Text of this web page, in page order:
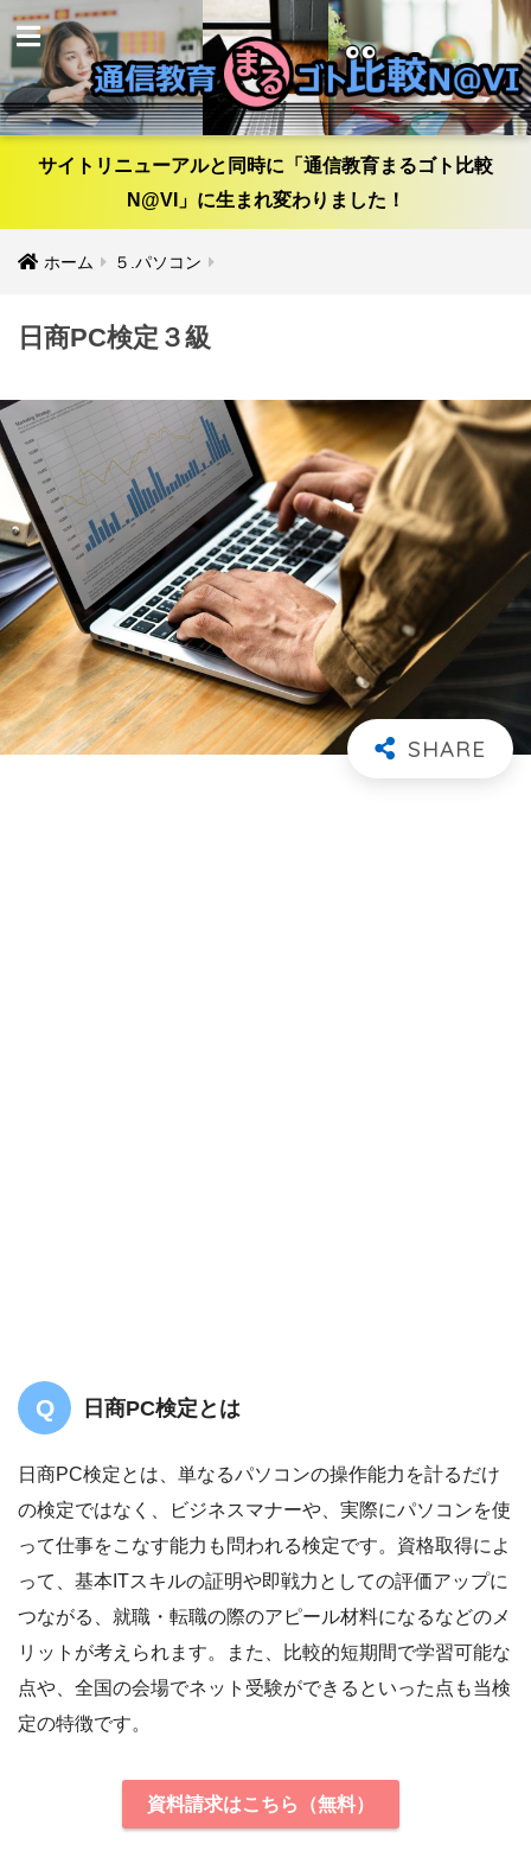
サイトリニューアルと同時に「通信教育まるゴト比較
N@VI」に生まれ変わりました！
ホーム ５.パソコン
日商PC検定３級
日商PC検定とは
日商PC検定とは、単なるパソコンの操作能力を計るだけ
の検定ではなく、ビジネスマナーや、実際にパソコンを使
って仕事をこなす能力も問われる検定です。資格取得によ
って、基本ITスキルの証明や即戦力としての評価アップに
つながる、就職・転職の際のアピール材料になるなどのメ
リットが考えられます。また、比較的短期間で学習可能な
点や、全国の会場でネット受験ができるといった点も当検
定の特徴です。
資料請求はこちら（無料）